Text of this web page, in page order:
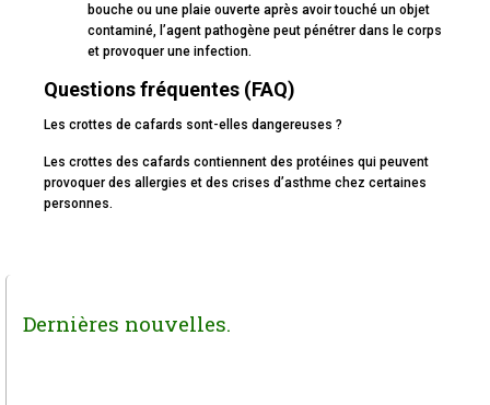
bouche ou une plaie ouverte après avoir touché un objet
contaminé, l’agent pathogène peut pénétrer dans le corps
et provoquer une infection.
Questions fréquentes (FAQ)
Les crottes de cafards sont-elles dangereuses ?
Les crottes des cafards contiennent des protéines qui peuvent
provoquer des allergies et des crises d’asthme chez certaines
personnes.
Dernières nouvelles.